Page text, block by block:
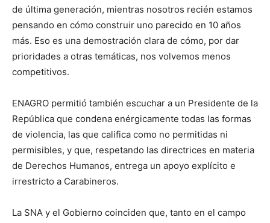
de última generación, mientras nosotros recién estamos
pensando en cómo construir uno parecido en 10 años
más. Eso es una demostración clara de cómo, por dar
prioridades a otras temáticas, nos volvemos menos
competitivos.
ENAGRO permitió también escuchar a un Presidente de la
República que condena enérgicamente todas las formas
de violencia, las que califica como no permitidas ni
permisibles, y que, respetando las directrices en materia
de Derechos Humanos, entrega un apoyo explícito e
irrestricto a Carabineros.
La SNA y el Gobierno coinciden que, tanto en el campo